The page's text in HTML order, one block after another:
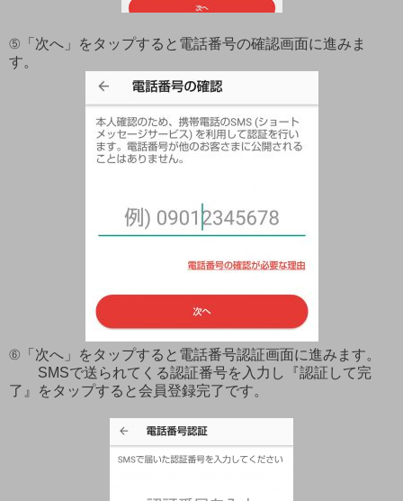
⑤「次へ」をタップすると電話番号の確認画面に進みま
す。
⑥「次へ」をタップすると電話番号認証画面に進みます。
SMSで送られてくる認証番号を入力し『認証して完
了』をタップすると会員登録完了です。